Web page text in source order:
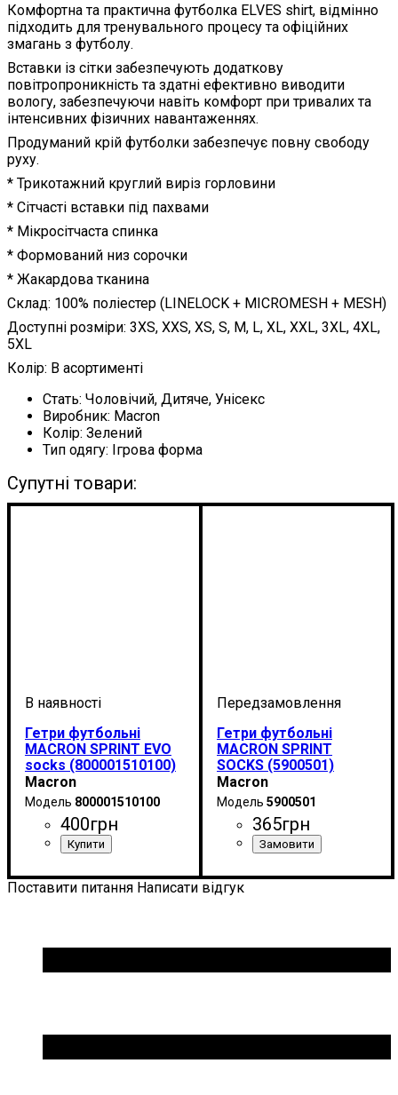
Комфортна та практична футболка ELVES shirt, відмінно
підходить для тренувального процесу та офіційних
змагань з футболу.
Вставки із сітки забезпечують додаткову
повітропроникність та здатні ефективно виводити
вологу, забезпечуючи навіть комфорт при тривалих та
інтенсивних фізичних навантаженнях.
Продуманий крій футболки забезпечує повну свободу
руху.
* Трикотажний круглий виріз горловини
* Сітчасті вставки під пахвами
* Мікросітчаста спинка
* Формований низ сорочки
* Жакардова тканина
Склад: 100% поліестер (LINELOCK + MICROMESH + MESH)
Доступні розміри: 3XS, XXS, XS, S, M, L, XL, XXL, 3XL, 4XL,
5XL
Колір: В асортименті
Стать: Чоловічий, Дитяче, Унісекс
Виробник: Macron
Колір: Зелений
Тип одягу: Ігрова форма
Супутні товари:
Гетри футбольні
MACRON SPRINT EVO
socks (800001510100)
Macron
800001510100
400грн
Гетри футбольні
MACRON SPRINT
SOCKS (5900501)
Macron
5900501
365грн
Поставити питання Написати відгук